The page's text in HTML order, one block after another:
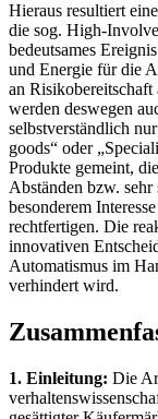
Hieraus resultiert
die sog. High-
bedeutsames
und Energie für die
an
werden deswegen
selbstverständlich
goods“ oder
Produkte gemeint,
Abständen bzw.
besonderem
rechtfertigen. Die
innovativen
Automatismus im
verhindert wird.
1. Einleitung: Die